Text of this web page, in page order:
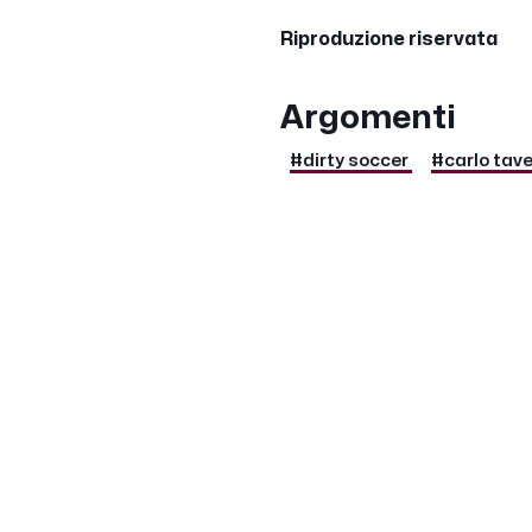
Riproduzione riservata
Argomenti
#dirty soccer #carlo